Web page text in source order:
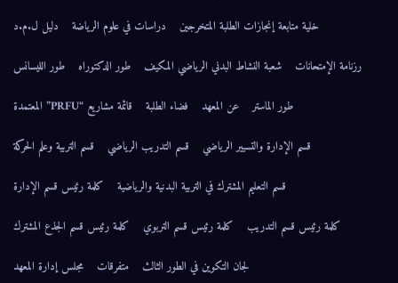
خلية متابعة إنجازات الطلبة المتخرجين
دراسات في علوم الرياضة
دليل ل.م.د
رزنامة الإمتحانات
شعبة النشاط البدني الرياضي المكيف طور الدكتوراه
طور الليسانس
طور الماستر
عن المعهد فضاء الطلبة
قائمة مشاريع “PRFU” المعتمدة
قسم الإدارة والتسيير الرياضي
قسم التدريب الرياضي
قسم التربية وعلم الحركة
قسم التعليم المشترك في التربية البدنية والرياضية
كلمة رئيس قسم الإدارة
كلمة رئيس قسم التدريب
كلمة رئيس قسم التربوي
كلمة رئيس قسم الجذع المشترك
لجان التكوين في الطور الثالث
متفرقات
مجلس إدارة المعهد